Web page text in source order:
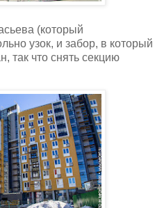
(который
узок, и забор, в который
так что снять секцию